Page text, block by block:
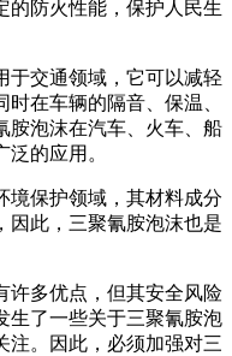
的防火性能，保护人民生
交通领域，它可以减轻
在车辆的隔音、保温、
胺泡沫在汽车、火车、船
的应用。
保护领域，其材料成分
因此，三聚氰胺泡沫也是
多优点，但其安全风险
生了一些关于三聚氰胺泡
注。因此，必须加强对三